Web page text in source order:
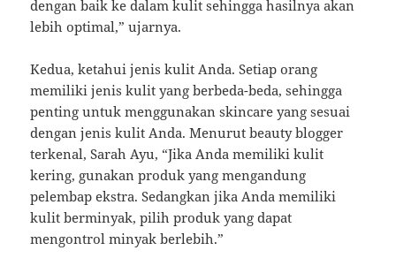
dengan baik ke dalam kulit sehingga hasilnya akan
lebih optimal,” ujarnya.
Kedua, ketahui jenis kulit Anda. Setiap orang
memiliki jenis kulit yang berbeda-beda, sehingga
penting untuk menggunakan skincare yang sesuai
dengan jenis kulit Anda. Menurut beauty blogger
terkenal, Sarah Ayu, “Jika Anda memiliki kulit
kering, gunakan produk yang mengandung
pelembap ekstra. Sedangkan jika Anda memiliki
kulit berminyak, pilih produk yang dapat
mengontrol minyak berlebih.”